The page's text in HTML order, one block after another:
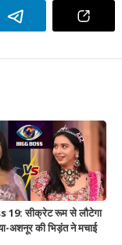
19: सीक्रेट रूम से लौटेगा
अशनूर की भिड़ंत ने मचाई